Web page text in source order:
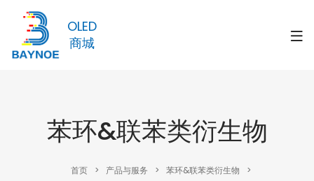
OLED
商城
苯环&联苯类衍生物
首页 > 产品与服务 > 苯环&联苯类衍生物
>